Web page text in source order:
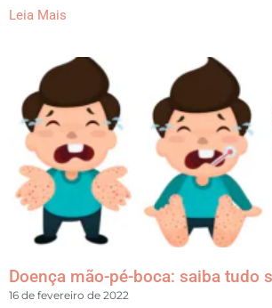
Leia Mais
Doença mão-pé-boca: saiba tudo
16 de fevereiro de 2022